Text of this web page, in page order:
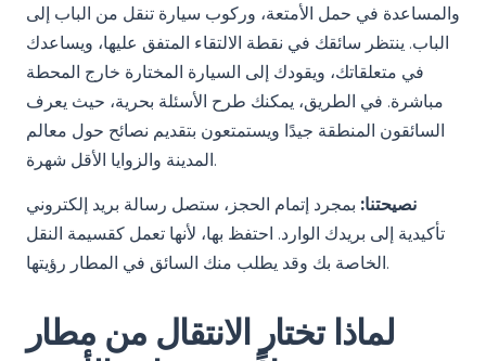
والمساعدة في حمل الأمتعة، وركوب سيارة تنقل من الباب إلى
الباب. ينتظر سائقك في نقطة الالتقاء المتفق عليها، ويساعدك
في متعلقاتك، ويقودك إلى السيارة المختارة خارج المحطة
مباشرة. في الطريق، يمكنك طرح الأسئلة بحرية، حيث يعرف
السائقون المنطقة جيدًا ويستمتعون بتقديم نصائح حول معالم
المدينة والزوايا الأقل شهرة.
نصيحتنا: بمجرد إتمام الحجز، ستصل رسالة بريد إلكتروني
تأكيدية إلى بريدك الوارد. احتفظ بها، لأنها تعمل كقسيمة النقل
الخاصة بك وقد يطلب منك السائق في المطار رؤيتها.
لماذا تختار الانتقال من مطار